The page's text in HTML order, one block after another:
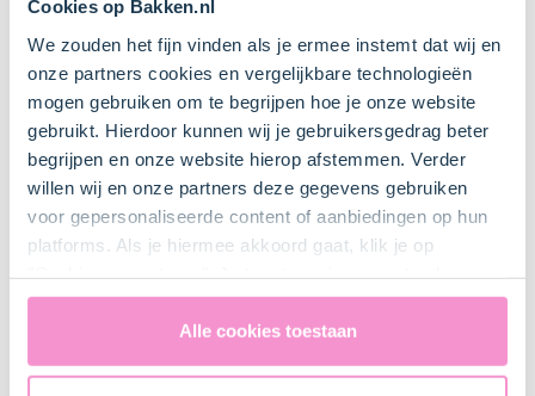
Cookies op Bakken.nl
We zouden het fijn vinden als je ermee instemt dat wij en
onze partners cookies en vergelijkbare technologieën
mogen gebruiken om te begrijpen hoe je onze website
gebruikt. Hierdoor kunnen wij je gebruikersgedrag beter
begrijpen en onze website hierop afstemmen. Verder
willen wij en onze partners deze gegevens gebruiken
voor gepersonaliseerde content of aanbiedingen op hun
platforms. Als je hiermee akkoord gaat, klik je op
uitdrukkelijk een eventuele gegevensoverdracht naar de
Verenigde Staten in de zin van artikel 49 AVG. Raadpleeg
ons
Alle cookies toestaan
1. Voorbereiden
Verwarm de oven voor (elektrisch 170°C / hetelucht
170°C).
Bekleed de bodem van de springvorm met
bakpapier en vet de rand in met bakspray of boter.
2. Taart bakken